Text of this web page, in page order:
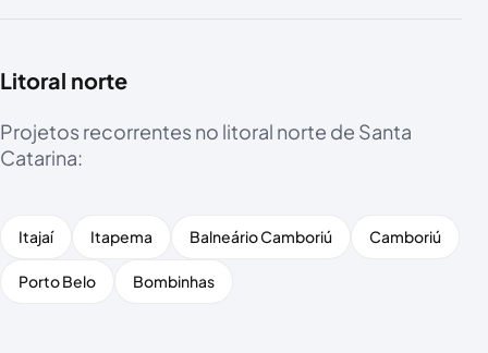
Litoral norte
Projetos recorrentes no litoral norte de Santa
Catarina:
Itajaí Itapema Balneário Camboriú Camboriú
Porto Belo Bombinhas